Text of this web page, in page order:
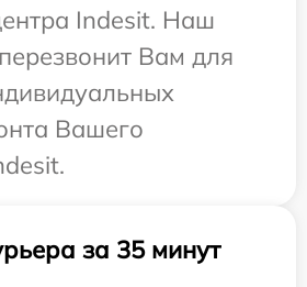
Indesit. Наш
Вам для
Вашего
за 35 минут